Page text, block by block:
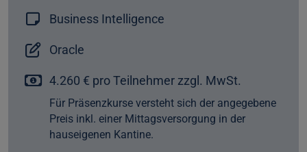
Business Intelligence
Oracle
4.260 € pro Teilnehmer zzgl. MwSt.
Für Präsenzkurse versteht sich der angegebene
Preis inkl. einer Mittagsversorgung in der
hauseigenen Kantine.